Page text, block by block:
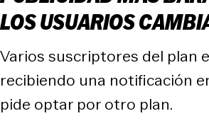
LOS USUARIOS
Varios suscriptores del plan
recibiendo una notificación
pide optar por otro plan.